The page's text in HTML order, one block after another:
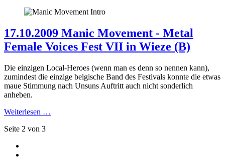
17.10.2009 Manic Movement - Metal
Female Voices Fest VII in Wieze (B)
Die einzigen Local-Heroes (wenn man es denn so nennen kann),
zumindest die einzige belgische Band des Festivals konnte die etwas
maue Stimmung nach Unsuns Auftritt auch nicht sonderlich
anheben.
Weiterlesen …
Seite 2 von 3